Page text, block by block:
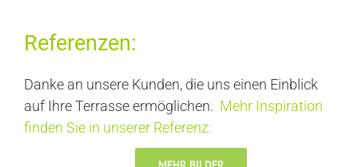
Referenzen:
Danke an unsere Kunden, die uns einen Einblick
auf Ihre Terrasse ermöglichen. Mehr Inspiration
finden Sie in unserer Referenz: